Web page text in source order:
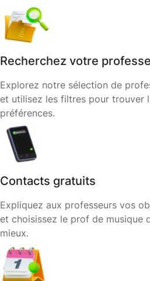
Recherchez votre
Explorez notre sélection de
et utilisez les filtres pour trouver
préférences.
Contacts gratuits
Expliquez aux professeurs vos
et choisissez le prof de musique
mieux.